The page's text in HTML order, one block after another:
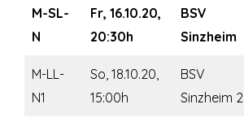
M-SL-
N
Fr, 16.10.20,
20:30h
BSV
Sinzheim
M-LL-
N1
So, 18.10.20,
15:00h
BSV
Sinzheim 2